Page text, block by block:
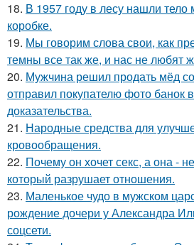
18. В 1957 году в лесу нашли тело
коробке.
19. Мы говорим слова свои, как
темны все так же, и нас не любят
20. Мужчина решил продать мёд
отправил покупателю фото банок
доказательства.
21. Народные средства для
кровообращения.
22. Почему он хочет секс, а она -
который разрушает отношения.
23. Маленькое чудо в мужском
рождение дочери у Александра
соцсети.